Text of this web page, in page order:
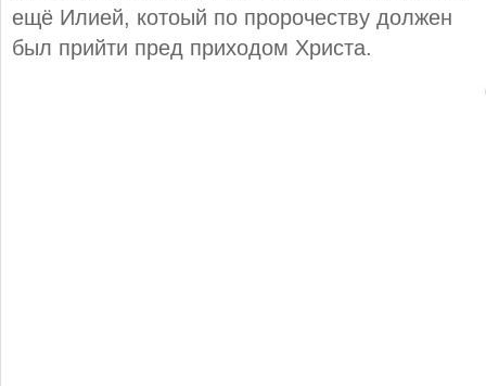
ещё Илией, котоый по пророчеству должен
был прийти пред приходом Христа.